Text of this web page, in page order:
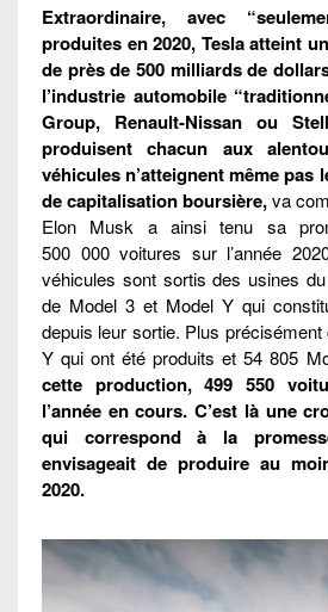
Extraordinaire, avec
produites en 2020, Tesla atteint
de près de 500 milliards de
l’industrie automobile
Group, Renault-Nissan ou
produisent chacun aux
véhicules n’atteignent même pas
de capitalisation boursière,va
Elon Musk a ainsi tenu sa
500 000 voitures sur l’année
véhicules sont sortis des usines
de Model 3 et Model Y qui
depuis leur sortie. Plus
Y qui ont été produits et 54 805
cette production, 499 550
l’année en cours. C’est là une
qui correspond à la
envisageait de produire au
2020.